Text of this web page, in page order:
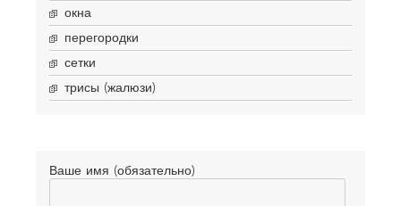
окна
перегородки
сетки
трисы (жалюзи)
Ваше имя (обязательно)